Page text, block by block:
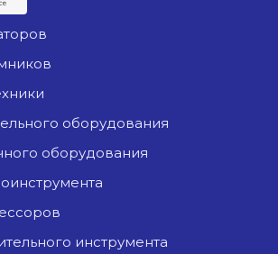
оборудования
оборудования
инструмента